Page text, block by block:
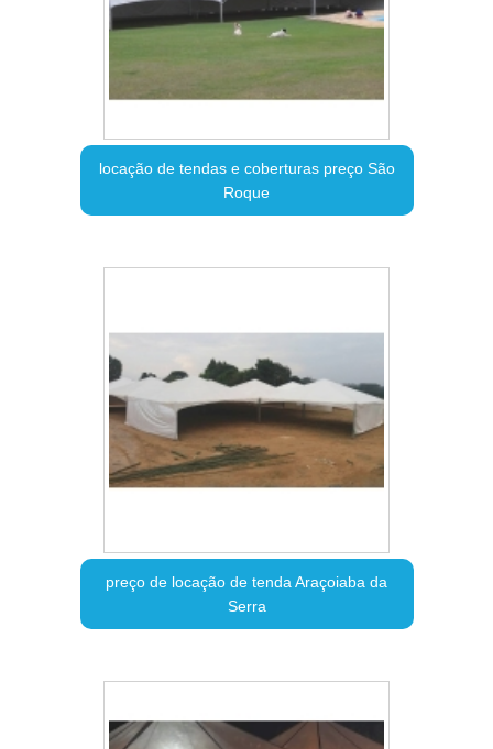
locação de tendas e coberturas preço São
Roque
preço de locação de tenda Araçoiaba da
Serra